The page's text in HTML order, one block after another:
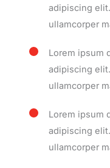
adipiscing
ullamcorper
Lorem ipsum
adipiscing
ullamcorper
Lorem ipsum
adipiscing
ullamcorper